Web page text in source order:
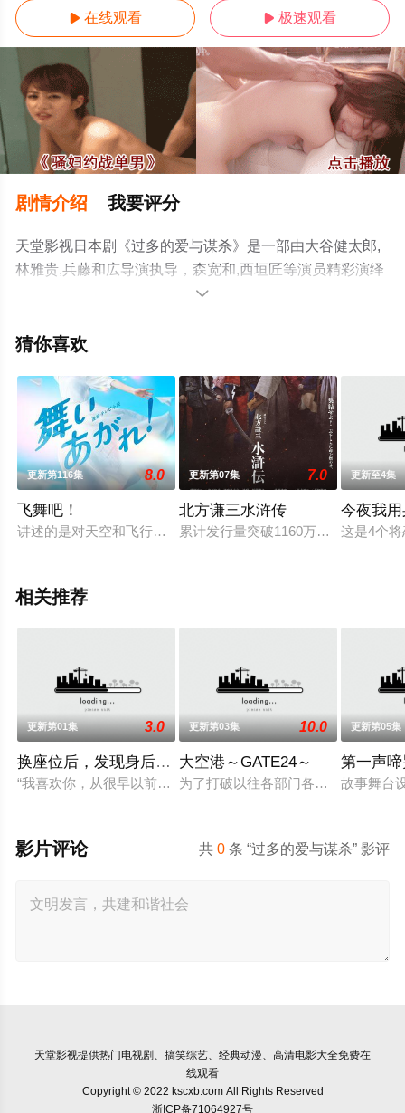
 在线观看  极速观看
剧情介绍 我要评分
天堂影视日本剧《过多的爱与谋杀》是一部由大谷健太郎,
林雅贵,兵藤和広导演执导，森宽和,西垣匠等演员精彩演绎
的日本电视剧，免费观看高清无删减完整版电视剧全集就
猫或剧情网等平台了解。

猜你喜欢
更新第116集 8.0
飞舞吧！
讲述的是对天空和飞行员抱有憧憬，不放弃追逐梦想的女主角
更新第07集 7.0
北方谦三水浒传
累计发行量突破1160万部，在文学
更新至4集
今夜我
这是4个
相关推荐
更新第01集 3.0
换座位后，发现身后的男生好像喜欢我
“我喜欢你，从很早以前就开始了。”从换座位开始⁉︎ 性格完全相
更新第03集 10.0
大空港～GATE24～
为了打破以往各部门各自为政的死板
更新第05集
第一声
故事舞台
共0 条 “过多的爱与谋杀” 影评
影片评论
天堂影视提供热门电视剧、搞笑综艺、经典动漫、高清电影大全免费在
线观看
Copyright © 2022 kscxb.com All Rights Reserved
浙ICP备71064927号